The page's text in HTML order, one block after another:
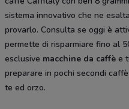
sistema innovativo che ne
provarlo. Consulta se oggi è
permette di risparmiare fino al
esclusive macchine da caffè e
preparare in pochi secondi
te ed orzo.